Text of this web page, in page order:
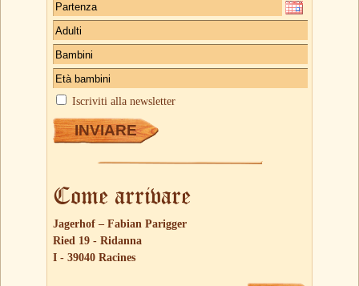
Iscriviti alla newsletter
Come arrivare
Jagerhof – Fabian Parigger
Ried 19 - Ridanna
I - 39040 Racines